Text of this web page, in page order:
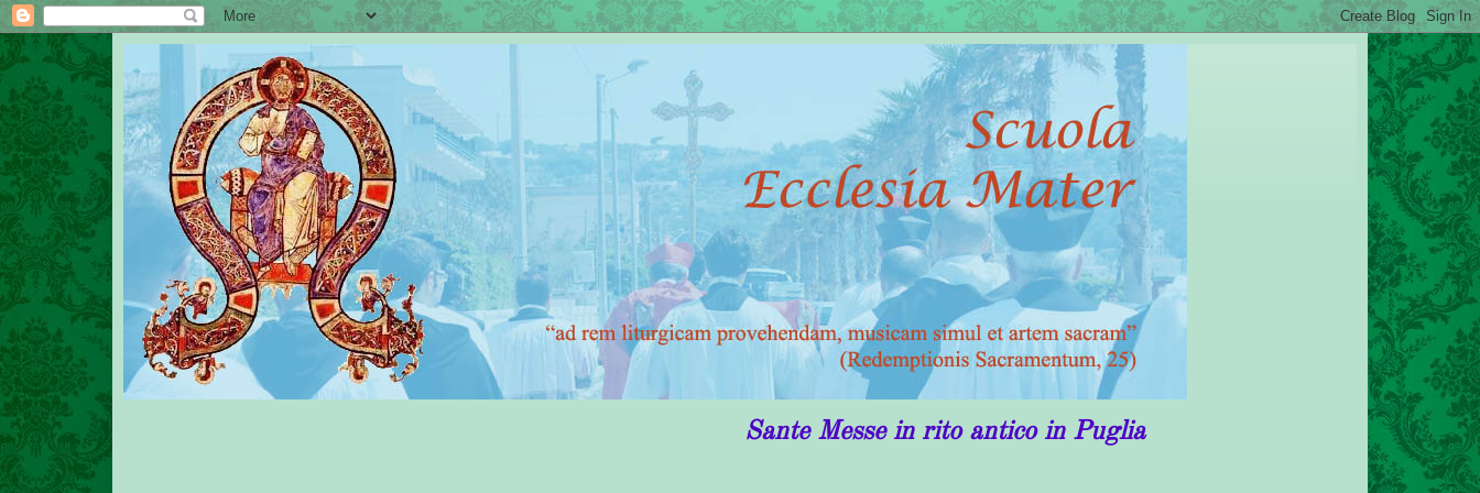
Sante Messe in rito antico in Puglia